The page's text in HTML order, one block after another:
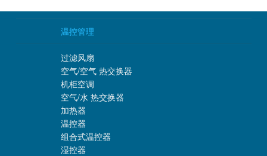
温控管理
过滤风扇
空气/空气 热交换器
机柜空调
空气/水 热交换器
加热器
温控器
组合式温控器
湿控器